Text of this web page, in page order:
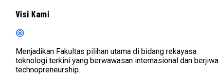
Visi Kami
Menjadikan Fakultas pilihan utama di bidang rekayasa
teknologi terkini yang berwawasan internasional dan berjiwa
technopreneurship.